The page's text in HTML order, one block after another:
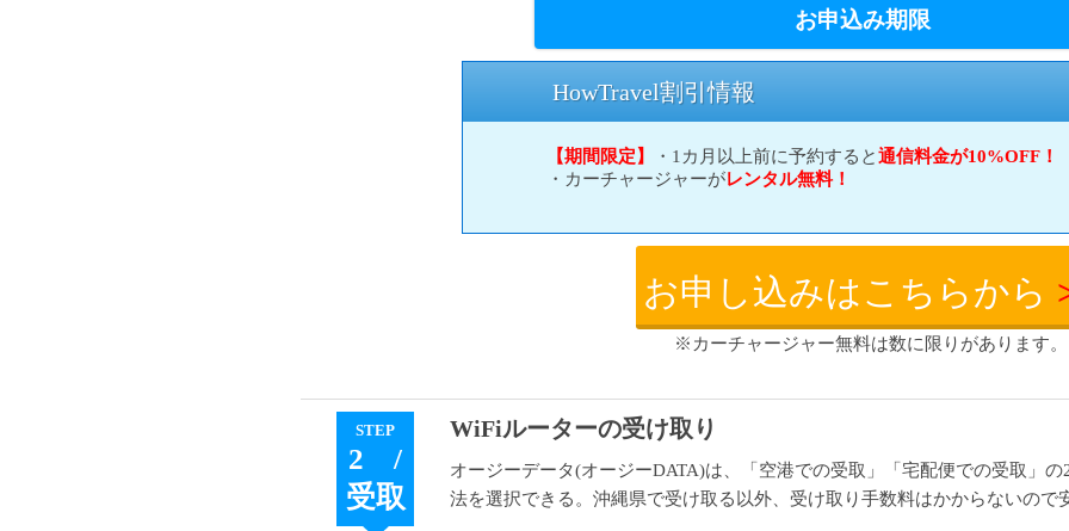
お申込み期限
HowTravel割引情報
【期間限定】 ・1カ月以上前に予約すると通信料金が10%OFF！
・カーチャージャーがレンタル無料！
お申し込みはこちらから
※カーチャージャー無料は数に限りがあります。
STEP
2 /
受取
WiFiルーターの受け取り
オージーデータ(オージーDATA)は、「空港での受取」「宅配便での受取」
法を選択できる。沖縄県で受け取る以外、受け取り手数料はかからないので